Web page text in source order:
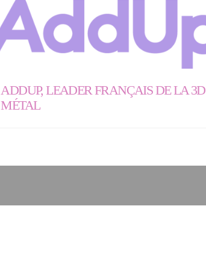
ADDUP, LEADER FRANÇAIS DE LA 3D
MÉTAL